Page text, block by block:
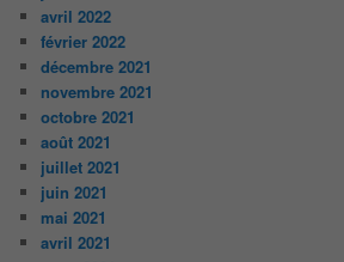
avril 2022
février 2022
décembre 2021
novembre 2021
octobre 2021
août 2021
juillet 2021
juin 2021
mai 2021
avril 2021